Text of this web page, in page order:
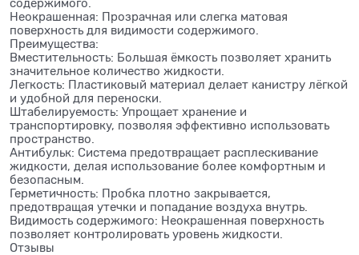
содержимого.
Неокрашенная: Прозрачная или слегка матовая
поверхность для видимости содержимого.
Преимущества:
Вместительность: Большая ёмкость позволяет хранить
значительное количество жидкости.
Легкость: Пластиковый материал делает канистру лёгкой
и удобной для переноски.
Штабелируемость: Упрощает хранение и
транспортировку, позволяя эффективно использовать
пространство.
Антибульк: Система предотвращает расплескивание
жидкости, делая использование более комфортным и
безопасным.
Герметичность: Пробка плотно закрывается,
предотвращая утечки и попадание воздуха внутрь.
Видимость содержимого: Неокрашенная поверхность
позволяет контролировать уровень жидкости.
Отзывы